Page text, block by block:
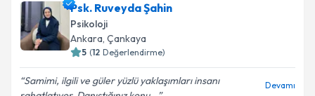
Psk. Ruveyda Şahin
Psikoloji
Ankara, Çankaya
5 (12 Değerlendirme)
Samimi, ilgili ve güler yüzlü yaklaşımları insanı
Devamı